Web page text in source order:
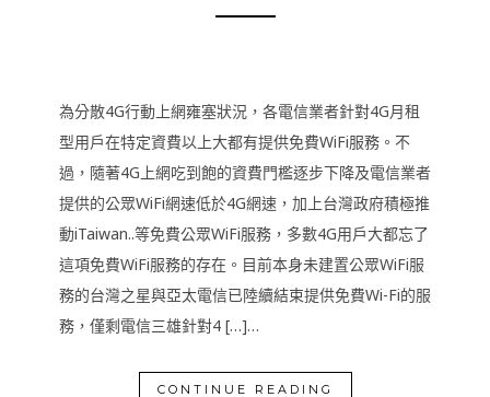
為分散4G行動上網雍塞狀況，各電信業者針對4G月租
型用戶在特定資費以上大都有提供免費WiFi服務。不
過，隨著4G上網吃到飽的資費門檻逐步下降及電信業者
提供的公眾WiFi網速低於4G網速，加上台灣政府積極推
動iTaiwan..等免費公眾WiFi服務，多數4G用戶大都忘了
這項免費WiFi服務的存在。目前本身未建置公眾WiFi服
務的台灣之星與亞太電信已陸續結束提供免費Wi-Fi的服
務，僅剩電信三雄針對4 […]…
CONTINUE READING